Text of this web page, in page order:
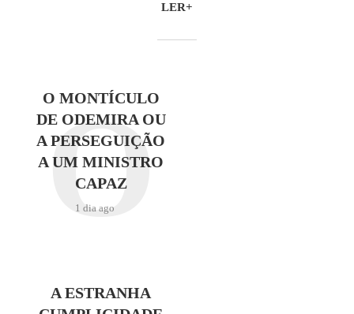
LER+
O MONTÍCULO
DE ODEMIRA OU
A PERSEGUIÇÃO
A UM MINISTRO
CAPAZ
1 dia ago
O
A ESTRANHA